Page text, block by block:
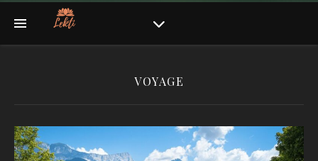
VOYAGE